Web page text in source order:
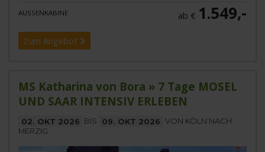
AUSSENKABINE ab € 1.549,-
Zum Angebot
MS Katharina von Bora » 7 Tage MOSEL
UND SAAR INTENSIV ERLEBEN
02. OKT 2026 BIS 09. OKT 2026 VON KÖLN NACH
MERZIG